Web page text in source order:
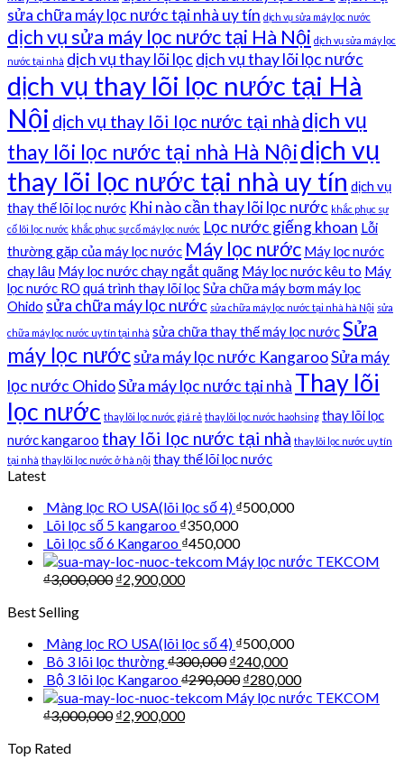
sửa chữa máy lọc nước tại nhà uy tín dịch vụ sửa máy lọc nước
dịch vụ sửa máy lọc nước tại Hà Nội dịch vụ sửa máy lọc
nước tại nhà dịch vụ thay lõi lọc dịch vụ thay lõi lọc nước
dịch vụ thay lõi lọc nước tại Hà
Nội dịch vụ thay lõi lọc nước tại nhà dịch vụ
thay lõi lọc nước tại nhà Hà Nộidịch vụ
thay lõi lọc nước tại nhà uy tín dịch vụ
thay thế lõi lọc nước Khi nào cần thay lõi lọc nước khắc phục sự
cố lõi lọc nước khắc phục sự cố máy lọc nước Lọc nước giếng khoan Lỗi
thường gặp của máy lọc nước Máy lọc nước Máy lọc nước
chạy lâu Máy lọc nước chạy ngắt quãng Máy lọc nước kêu to Máy
lọc nước RO quá trình thay lõi lọcSửa chữa máy bơm máy lọc
Ohido sửa chữa máy lọc nước sửa chữa máy lọc nước tại nhà hà Nội sửa
chữa máy lọc nước uy tín tại nhà sửa chữa thay thế máy lọc nướcSửa
máy lọc nướcsửa máy lọc nước KangarooSửa máy
lọc nước OhidoSửa máy lọc nước tại nhà Thay lõi
lọc nước thay lõi lọc nước giá rẻ thay lõi lọc nước haohsing thay lõi lọc
nước kangaroo thay lõi lọc nước tại nhà thay lõi lọc nước uy tín
tại nhà thay lõi lọc nước ở hà nội thay thế lõi lọc nước
Latest
Màng lọc RO USA(lõi lọc số 4) ₫500,000
Lõi lọc số 5 kangaroo ₫350,000
Lõi lọc số 6 Kangaroo ₫450,000
Máy lọc nước TEKCOM
₫3,000,000 ₫2,900,000
Best Selling
Màng lọc RO USA(lõi lọc số 4) ₫500,000
Bô 3 lõi lọc thường₫300,000 ₫240,000
Bộ 3 lõi lọc Kangaroo₫290,000 ₫280,000
Máy lọc nước TEKCOM
₫3,000,000 ₫2,900,000
Top Rated